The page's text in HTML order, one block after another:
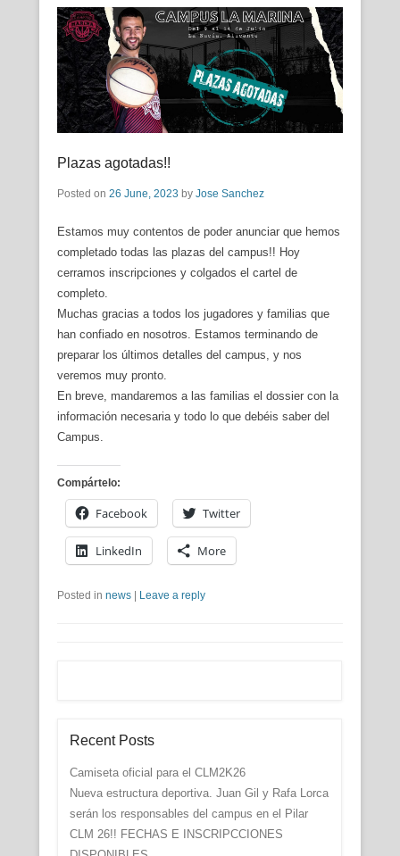
Plazas agotadas!!
Posted on 26 June, 2023 by Jose Sanchez
Estamos muy contentos de poder anunciar que hemos
completado todas las plazas del campus!! Hoy
cerramos inscripciones y colgados el cartel de
completo.
Muchas gracias a todos los jugadores y familias que
han confiado en nosotros. Estamos terminando de
preparar los últimos detalles del campus, y nos
veremos muy pronto.
En breve, mandaremos a las familias el dossier con la
información necesaria y todo lo que debéis saber del
Campus.
Compártelo:
Facebook Twitter
LinkedIn More
Posted in news | Leave a reply
Recent Posts
Camiseta oficial para el CLM2K26
Nueva estructura deportiva. Juan Gil y Rafa Lorca
serán los responsables del campus en el Pilar
CLM 26!! FECHAS E INSCRIPCCIONES